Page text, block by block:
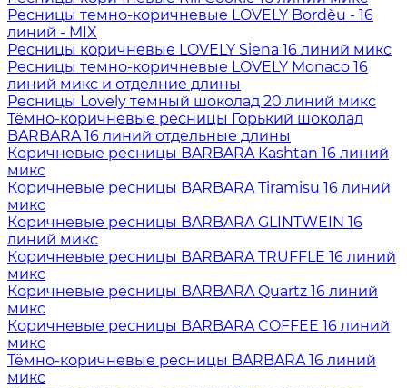
Ресницы темно-коричневые LOVELY Bordèu - 16
линий - MIX
Ресницы коричневые LOVELY Siena 16 линий микс
Ресницы темно-коричневые LOVELY Monaco 16
линий микс и отделние длины
Ресницы Lovely темный шоколад 20 линий микс
Тёмно-коричневые ресницы Горький шоколад
BARBARA 16 линий отдельные длины
Коричневые ресницы BARBARA Kashtan 16 линий
микс
Коричневые ресницы BARBARA Tiramisu 16 линий
микс
Коричневые ресницы BARBARA GLINTWEIN 16
линий микс
Коричневые ресницы BARBARA TRUFFLE 16 линий
микс
Коричневые ресницы BARBARA Quartz 16 линий
микс
Коричневые ресницы BARBARA COFFEE 16 линий
микс
Тёмно-коричневые ресницы BARBARA 16 линий
микс